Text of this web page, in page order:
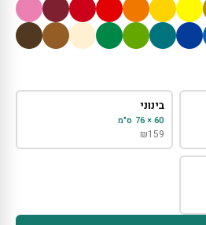
בינוני
60 × 76 ס"מ
₪159